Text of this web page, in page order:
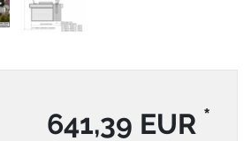
641,39 EUR *